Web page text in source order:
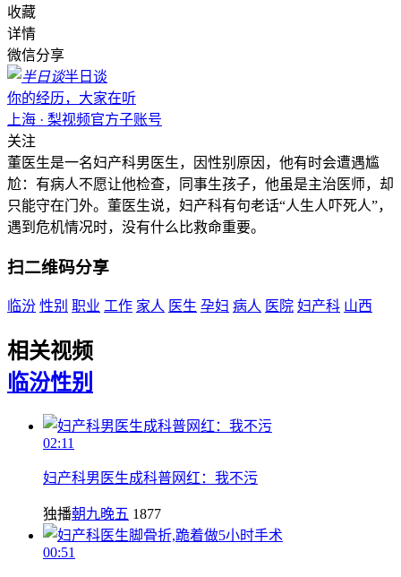
收藏
详情
微信分享
半日谈
你的经历，大家在听
上海 · 梨视频官方子账号
关注
董医生是一名妇产科男医生，因性别原因，他有时会遭遇尴
尬：有病人不愿让他检查，同事生孩子，他虽是主治医师，却
只能守在门外。董医生说，妇产科有句老话“人生人吓死人”，
遇到危机情况时，没有什么比救命重要。
扫二维码分享
临汾 性别 职业 工作 家人 医生 孕妇 病人 医院 妇产科 山西
相关视频
临汾性别
02:11
妇产科男医生成科普网红：我不污
独播朝九晚五 1877
00:51